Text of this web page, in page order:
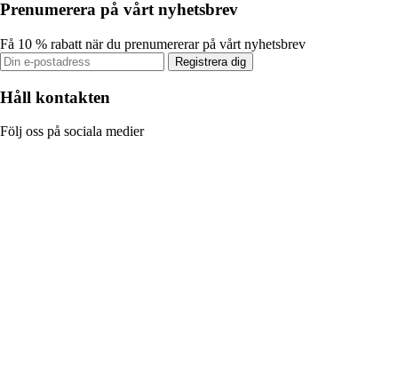
Prenumerera på vårt nyhetsbrev
Få 10 % rabatt när du prenumererar på vårt nyhetsbrev
Registrera dig
Håll kontakten
Följ oss på sociala medier